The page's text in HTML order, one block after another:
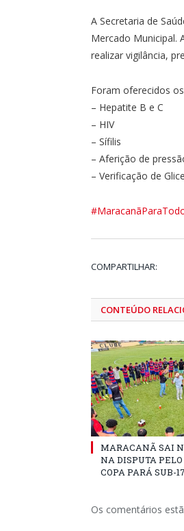
A Secretaria de
Mercado Municipal.
realizar vigilância,
Foram oferecidos
– Hepatite B e C
– HIV
– Sífilis
– Aferição de
– Verificação de
COMPARTILHAR:
CONTEÚDO
MARACANÃ SAI
NA DISPUTA
COPA PARÁ SUB-
Os comentários